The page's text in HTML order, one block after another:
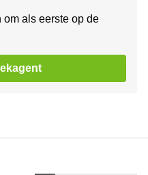
om als eerste op de